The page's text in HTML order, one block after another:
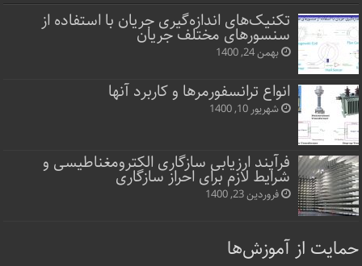
تکنیک‌های اندازه‌گیری جریان با استفاده از
سنسورهای مختلف جریان
بهمن 24, 1400
انواع ترانسفورمرها و کاربرد آنها
شهریور 10, 1400
فرآیند ارزیابی سازگاری الکترومغناطیسی و
شرایط لازم برای احراز سازگاری
فروردین 23, 1400
حمایت از آموزش‌ها